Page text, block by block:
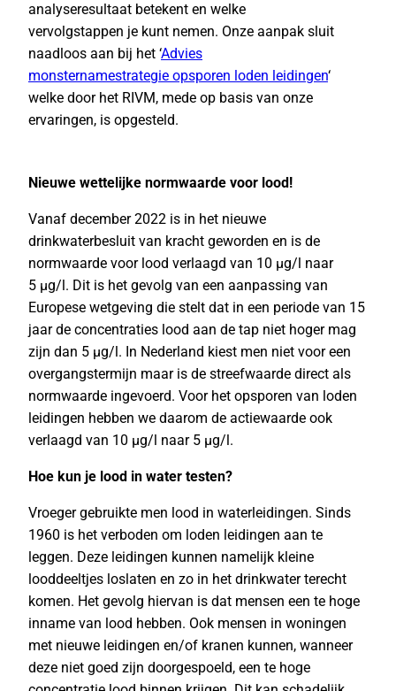
analyseresultaat betekent en welke
vervolgstappen je kunt nemen. Onze aanpak sluit
naadloos aan bij het ‘Advies
monsternamestrategie opsporen loden leidingen‘
welke door het RIVM, mede op basis van onze
ervaringen, is opgesteld.
Nieuwe wettelijke normwaarde voor lood!
Vanaf december 2022 is in het nieuwe
drinkwaterbesluit van kracht geworden en is de
normwaarde voor lood verlaagd van 10 µg/l naar
5 µg/l. Dit is het gevolg van een aanpassing van
Europese wetgeving die stelt dat in een periode van 15
jaar de concentraties lood aan de tap niet hoger mag
zijn dan 5 µg/l. In Nederland kiest men niet voor een
overgangstermijn maar is de streefwaarde direct als
normwaarde ingevoerd. Voor het opsporen van loden
leidingen hebben we daarom de actiewaarde ook
verlaagd van 10 µg/l naar 5 µg/l.
Hoe kun je lood in water testen?
Vroeger gebruikte men lood in waterleidingen. Sinds
1960 is het verboden om loden leidingen aan te
leggen. Deze leidingen kunnen namelijk kleine
looddeeltjes loslaten en zo in het drinkwater terecht
komen. Het gevolg hiervan is dat mensen een te hoge
inname van lood hebben. Ook mensen in woningen
met nieuwe leidingen en/of kranen kunnen, wanneer
deze niet goed zijn doorgespoeld, een te hoge